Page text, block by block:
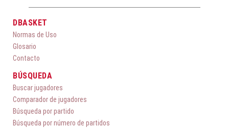
DBASKET
Normas de Uso
Glosario
Contacto
BÚSQUEDA
Buscar jugadores
Comparador de jugadores
Búsqueda por partido
Búsqueda por número de partidos